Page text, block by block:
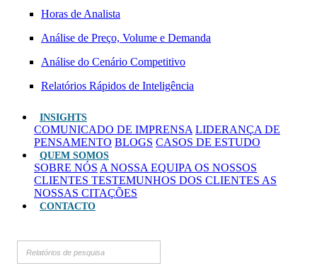
Horas de Analista
Análise de Preço, Volume e Demanda
Análise do Cenário Competitivo
Relatórios Rápidos de Inteligência
INSIGHTS
COMUNICADO DE IMPRENSA LIDERANÇA DE
PENSAMENTO BLOGS CASOS DE ESTUDO
QUEM SOMOS
SOBRE NÓS A NOSSA EQUIPA OS NOSSOS
CLIENTES TESTEMUNHOS DOS CLIENTES AS
NOSSAS CITAÇÕES
CONTACTO